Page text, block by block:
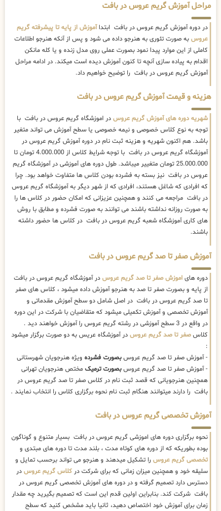
مراحل آموزش گریم عروس در بافت
در دوره آموزش گریم عروس در بافت ابتداآموزش از پایه تا پیشرفته گریم
عروس به صورت تئوری به هنرجو داده می شود و پس از آنکه هنرجو اطلاعات
کاملی از این موارد پیدا نمود بصورت عملی روی مدل زنده و یا کله مانکن
اقدام به پیاده سازی آنچه تا کنون آموزش دیده است میکند. در ادامه مراحل
آموزش گریم عروس در بافت را توضیح خواهیم داد.
هزینه و قیمت آموزش گریم عروس در بافت
شهریه دوره های آموزش گریم عروس در اموزشگاه گریم عروس در بافت با
توجه به نوع کلاس خصوصی و نیمه خصوصی یا سطح آموزش می تواند متغیر
باشد. هم اکنون شهریه و هزینه ثبت نام در دوره آموزش گریم عروس در
آموزشگاه گریم عروس در بافت با توجه شرایط کلاس از 4.000.000 تومان تا
25.000.000 تومان متغییر میباشد. طول دوره های آموزشی در آموزشگاه گریم
عروس در بافت نیز بسته به فشرده بودن کلاس ها متفاوت خواهد بود. چرا
که افرادی که شاغل هستند، افرادی که از شهر دیگر به آموزشگاه گریم عروس
در بافت مراجعه می کنند و همچنین عزیزانی که امکان حضور در کلاس ها را
به صورت روزانه نداشته باشند می توانند به صورت فشرده و مطابق با روش
های کاری آموزشگاه شعبه گریم عروس در بافت در کلاس ها حضور داشته
باشند.
آموزش صفر تا صد گریم عروس در بافت
دوره های اموزش صفر تا صد گریم عروس در آموزشگاه گریم عروس در بافت
از پایه و بصورت صفر تا صد به هنرجو آموزش داده میشود ، کلاس های صفر
تا صد گریم عروس در بافت در اصل شامل دو سطح آموزش مقدماتی و
آموزش تخصصی و آموزش تکمیلی میشود که متقاضیان با شرکت در این دوره
در واقع در 3 سطح آموزشی در رشته گریم عروس را آموزش خواهند دید .
کلاسصفر تا صد گریم عروس در آموزشگاه عریس به دو صورت برگزار میشود
:
- آموزش صفر تا صد گریم عروسبصورت فشرده ویژه هنرجویان شهرستانی
- آموزش صفر تا صد گریم عروسبصورت ترمیک مختص هنرجویان تهرانی
همچنین هنرجویانی که قصد ثبت نام در کلاس صفر تا صد گریم عروس در
بافت را دارند میتوانند هنگام ثبت نام نحوه برگزاری کلاس را انتخاب نمایند .
آموزش تخصصی گریم عروس در بافت
نحوه برگزاری دوره های اموزشی گریم عروس در بافت بسیار متنوع و گوناگون
بوده بطوریکه که از دوره های کوتاه مدت ، بلند مدت تا دوره های مبتدی و
تخصصی گریم عروس را تشکیل میدهند و هنرجو می تواند برحسب تمایل و
سلیقه خود و همچنین میزان زمانی که برای شرکت در کلاس گریم عروس در
دسترس دارد تصمیم گرفته و در دوره های آموزش تخصصی گریم عروس در
بافت شرکت کند. بنابراین اولین قدم این است که تصمیم بگیرید چه مقدار
زمان برای آموزش خود اختصاص دهید، ثانیا باید مشخص کنید که سطح